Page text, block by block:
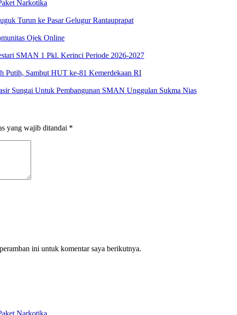
Narkotika
Turun ke Pasar Gelugur Rantauprapat
Ojek Online
SMAN 1 Pkl. Kerinci Periode 2026-2027
Putih, Sambut HUT ke-81 Kemerdekaan RI
Sungai Untuk Pembangunan SMAN Unggulan Sukma Nias
yang wajib ditandai *
ini untuk komentar saya berikutnya.
Narkotika